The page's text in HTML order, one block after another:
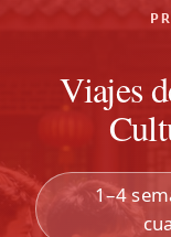
Viajes
1–4